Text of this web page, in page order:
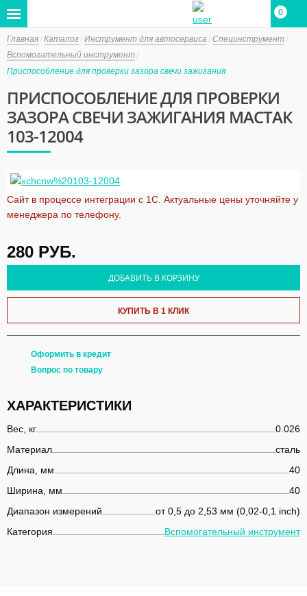
0
Главная Каталог Инструмент для автосервиса
Специнструмент
Вспомогательный инструмент
Приспособление для проверки зазора свечи зажигания
ПРИСПОСОБЛЕНИЕ ДЛЯ ПРОВЕРКИ
ЗАЗОРА СВЕЧИ ЗАЖИГАНИЯ МАСТАК
103-12004
Сайт в процессе интеграции с 1С. Актуальные цены уточняйте у
менеджера по телефону.
280 РУБ.
ДОБАВИТЬ В КОРЗИНУ
КУПИТЬ В 1 КЛИК
Оформить в кредит
Вопрос по товару
ХАРАКТЕРИСТИКИ
Вес, кг
0.026
Материал
сталь
Длина, мм
40
Ширина, мм
40
Диапазон измерений
от 0,5 до 2,53 мм (0,02-0,1 inch)
Категория
Вспомогательный инструмент